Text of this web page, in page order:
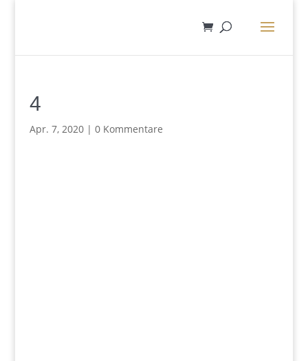
4
Apr. 7, 2020| 0 Kommentare